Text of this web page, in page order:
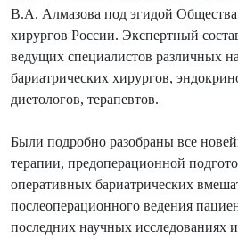
В.А. Алмазова под эгидой Общества
хирургов России. Экспертный
ведущих специалистов различных
бариатрических хирургов,
диетологов, терапевтов.
Были подробно разобраны все
терапии, предоперационной
оперативных бариатрических
послеоперационного ведения
последних научных исследованиях